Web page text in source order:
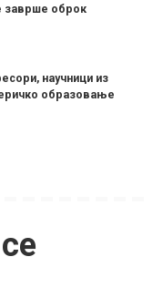
заврше оброк
научници из
образовање